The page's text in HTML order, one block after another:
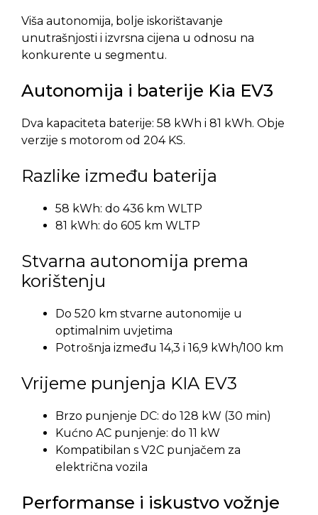
Viša autonomija, bolje iskorištavanje
unutrašnjosti i izvrsna cijena u odnosu na
konkurente u segmentu.
Autonomija i baterije Kia EV3
Dva kapaciteta baterije: 58 kWh i 81 kWh. Obje
verzije s motorom od 204 KS.
Razlike između baterija
58 kWh: do 436 km WLTP
81 kWh: do 605 km WLTP
Stvarna autonomija prema
korištenju
Do 520 km stvarne autonomije u
optimalnim uvjetima
Potrošnja između 14,3 i 16,9 kWh/100 km
Vrijeme punjenja KIA EV3
Brzo punjenje DC: do 128 kW (30 min)
Kućno AC punjenje: do 11 kW
Kompatibilan s V2C punjačem za
električna vozila
Performanse i iskustvo vožnje